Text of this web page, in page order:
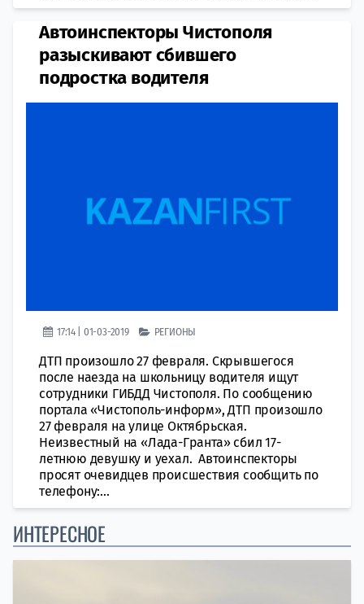
​Автоинспекторы Чистополя
разыскивают сбившего
подростка водителя
17:14 | 01-03-2019 РЕГИОНЫ
ДТП произошло 27 февраля. Скрывшегося
после наезда на школьницу водителя ищут
сотрудники ГИБДД Чистополя. По сообщению
портала «Чистополь-информ», ДТП произошло
27 февраля на улице Октябрьская.
Неизвестный на «Лада-Гранта» сбил 17-
летнюю девушку и уехал. Автоинспекторы
просят очевидцев происшествия сообщить по
телефону:...
ИНТЕРЕСНОЕ